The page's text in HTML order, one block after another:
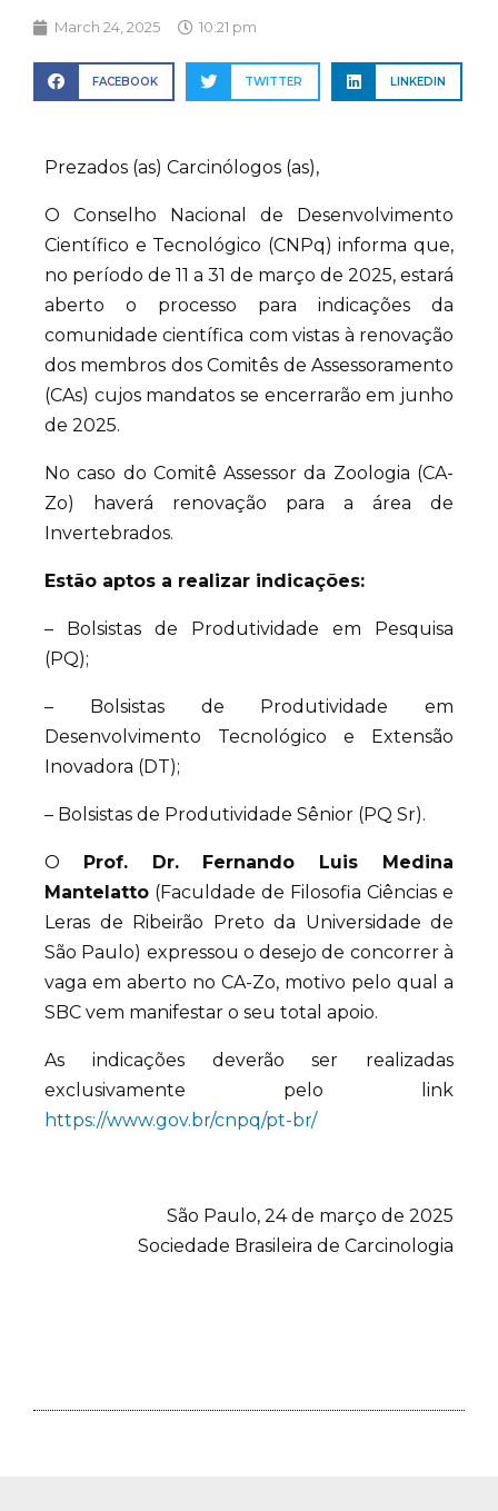
March 24, 2025 10:21 pm
FACEBOOK TWITTER LINKEDIN
Prezados (as) Carcinólogos (as),
O Conselho Nacional de Desenvolvimento
Científico e Tecnológico (CNPq) informa que,
no período de 11 a 31 de março de 2025, estará
aberto o processo para indicações da
comunidade científica com vistas à renovação
dos membros dos Comitês de Assessoramento
(CAs) cujos mandatos se encerrarão em junho
de 2025.
No caso do Comitê Assessor da Zoologia (CA-
Zo) haverá renovação para a área de
Invertebrados.
Estão aptos a realizar indicações:
– Bolsistas de Produtividade em Pesquisa
(PQ);
– Bolsistas de Produtividade em
Desenvolvimento Tecnológico e Extensão
Inovadora (DT);
– Bolsistas de Produtividade Sênior (PQ Sr).
O Prof. Dr. Fernando Luis Medina
Mantelatto (Faculdade de Filosofia Ciências e
Leras de Ribeirão Preto da Universidade de
São Paulo) expressou o desejo de concorrer à
vaga em aberto no CA-Zo, motivo pelo qual a
SBC vem manifestar o seu total apoio.
As indicações deverão ser realizadas
exclusivamente pelo link
https://www.gov.br/cnpq/pt-br/
São Paulo, 24 de março de 2025
Sociedade Brasileira de Carcinologia